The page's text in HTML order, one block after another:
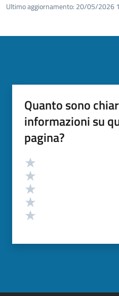
Ultimo aggiornamento: 20/05/2026
Quanto sono
informazioni su
pagina?
Valutazione